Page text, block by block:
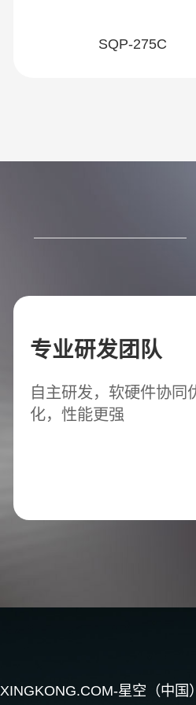
SQP-275C
专业研发团队
自主研发，软硬件协同
化，性能更强
XINGKONG.COM-星空（中国）